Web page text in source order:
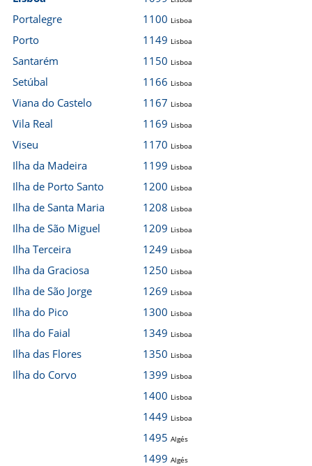
Portalegre
Porto
Santarém
Setúbal
Viana do Castelo
Vila Real
Viseu
Ilha da Madeira
Ilha de Porto Santo
Ilha de Santa Maria
Ilha de São Miguel
Ilha Terceira
Ilha da Graciosa
Ilha de São Jorge
Ilha do Pico
Ilha do Faial
Ilha das Flores
Ilha do Corvo
1100 Lisboa
1149 Lisboa
1150 Lisboa
1166 Lisboa
1167 Lisboa
1169 Lisboa
1170 Lisboa
1199 Lisboa
1200 Lisboa
1208 Lisboa
1209 Lisboa
1249 Lisboa
1250 Lisboa
1269 Lisboa
1300 Lisboa
1349 Lisboa
1350 Lisboa
1399 Lisboa
1400 Lisboa
1449 Lisboa
1495 Algés
1499 Algés